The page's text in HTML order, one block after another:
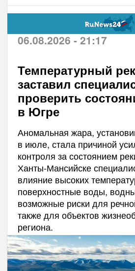
06.08.2026 - 21:17
Температурный
заставил
проверить
в Югре
Аномальная жара,
в июле, стала причиной
контроля за состоянием
Ханты-Мансийске
влияние высоких
поверхностные воды,
возможные риски для
также для объектов
региона.